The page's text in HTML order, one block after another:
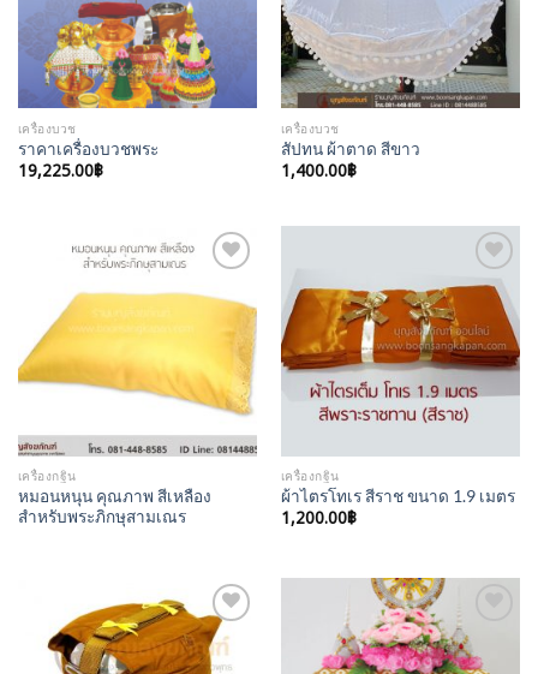
เครื่องบวช
ราคาเครื่องบวชพระ
19,225.00฿
เครื่องบวช
สัปทน ผ้าตาด สีขาว
1,400.00฿
Wishlist
เครื่องกฐิน
หมอนหนุน คุณภาพ สีเหลือง
สำหรับพระภิกษุสามเณร
Add to
Wishlist
เครื่องกฐิน
ผ้าไตรโทเร สีราช ขนาด 1.9 เมตร
1,200.00฿
Add to
Wishlist
Add to
Wishlist